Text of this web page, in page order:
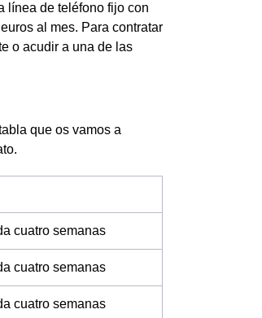
línea de teléfono fijo con
al mes. Para contratar
o acudir a una de las
que os vamos a
cuatro semanas
cuatro semanas
cuatro semanas